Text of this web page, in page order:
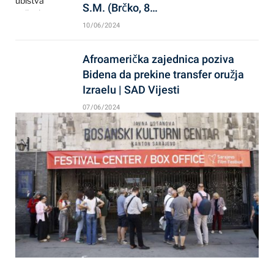
S.M. (Brčko, 8…
10/06/2024
Afroamerička zajednica poziva
Bidena da prekine transfer oružja
Izraelu | SAD Vijesti
07/06/2024